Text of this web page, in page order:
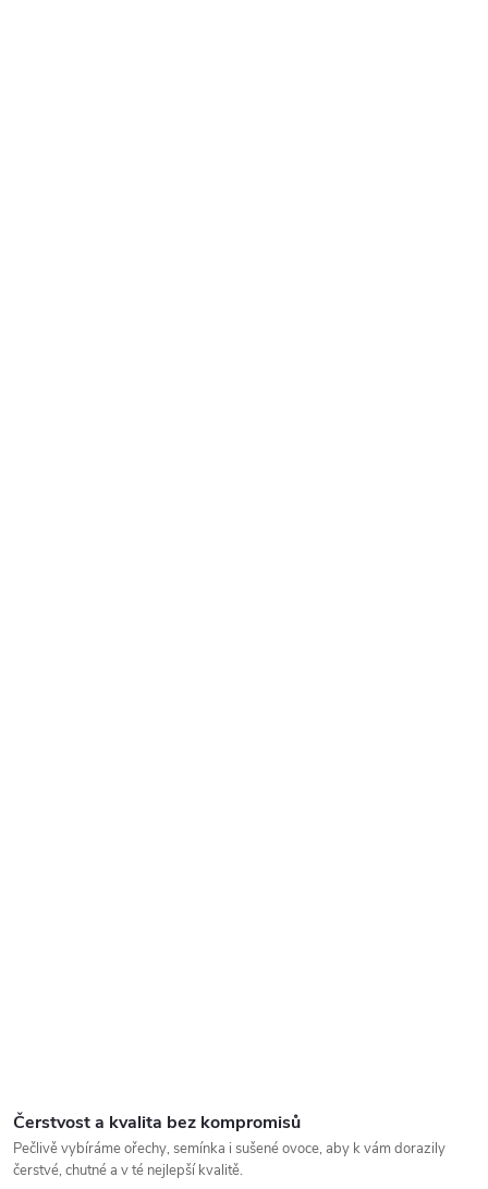
Čerstvost a kvalita bez kompromisů
Pečlivě vybíráme ořechy, semínka i sušené ovoce, aby k vám dorazily
čerstvé, chutné a v té nejlepší kvalitě.